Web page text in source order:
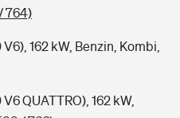
764)
162 kW, Benzin, Kombi,
QUATTRO), 162 kW,